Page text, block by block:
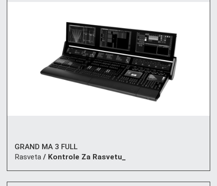
GRAND MA 3 FULL
Rasveta / Kontrole Za Rasvetu_